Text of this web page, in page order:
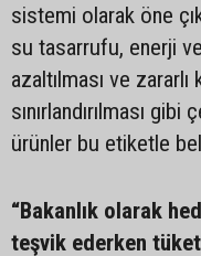
sistemi olarak öne
su tasarrufu, enerji
azaltılması ve zararlı
sınırlandırılması
ürünler bu etiketle
“Bakanlık olarak
teşvik ederken